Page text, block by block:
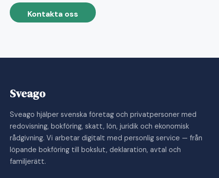
Kontakta oss
Sveago
Sveago hjälper svenska företag och privatpersoner med
redovisning, bokföring, skatt, lön, juridik och ekonomisk
rådgivning. Vi arbetar digitalt med personlig service — från
löpande bokföring till bokslut, deklaration, avtal och
familjerätt.